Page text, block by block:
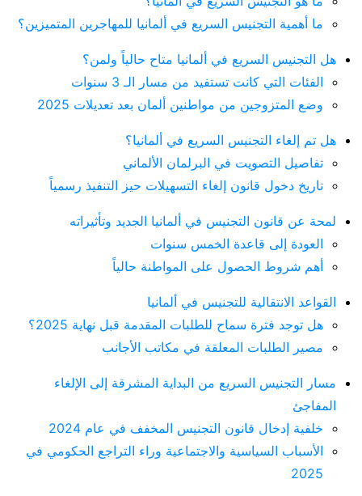
ما أهمية التجنيس السريع في ألمانيا للمهاجرين المتميزين؟
هل التجنيس السريع في ألمانيا متاح حالياً ولمن؟
الفئات التي كانت تستفيد من مسار الـ 3 سنوات
وضع المتزوجين من مواطنين ألمان بعد تعديلات 2025
هل تم إلغاء التجنيس السريع في ألمانيا؟
تفاصيل التصويت في البرلمان الألماني
تاريخ دخول قانون إلغاء التسهيلات حيز التنفيذ رسمياً
لمحة عن قانون التجنيس في ألمانيا الجديد وتأثيراته
العودة إلى قاعدة الخمس سنوات
أهم شروط الحصول على المواطنة حالياً
القواعد الانتقالية للتجنيس في ألمانيا
هل توجد فترة سماح للطلبات المقدمة قبل نهاية 2025؟
مصير الطلبات المعلقة في مكاتب الأجانب
مسار التجنيس السريع من البداية المشرقة إلى الإلغاء
المفاجئ
خلفية إدخال قانون التجنيس المخفف في عام 2024
الأسباب السياسية والاجتماعية وراء التراجع الحكومي في
2025